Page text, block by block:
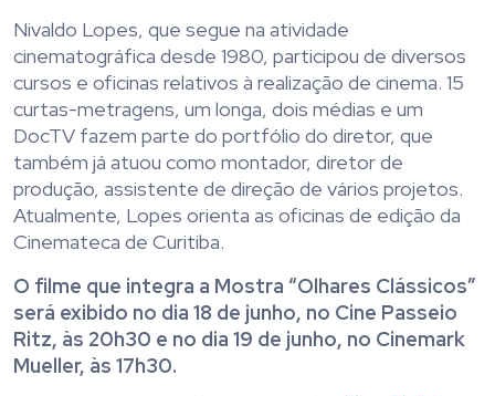
Nivaldo Lopes, que segue na atividade
cinematográfica desde 1980, participou de diversos
cursos e oficinas relativos à realização de cinema. 15
curtas-metragens, um longa, dois médias e um
DocTV fazem parte do portfólio do diretor, que
também já atuou como montador, diretor de
produção, assistente de direção de vários projetos.
Atualmente, Lopes orienta as oficinas de edição da
Cinemateca de Curitiba.
O filme que integra a Mostra “Olhares Clássicos”
será exibido no dia 18 de junho, no Cine Passeio
Ritz, às 20h30 e no dia 19 de junho, no Cinemark
Mueller, às 17h30.